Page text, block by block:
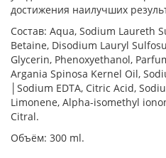
достижения наилучших
Состав: Aqua, Sodium Laureth
Betaine, Disodium Lauryl
Glycerin, Phenoxyethanol,
Argania Spinosa Kernel Oil,
│Sodium EDTA, Citric Acid,
Limonene, Alpha-isomethyl
Citral.
Объём: 300 ml.